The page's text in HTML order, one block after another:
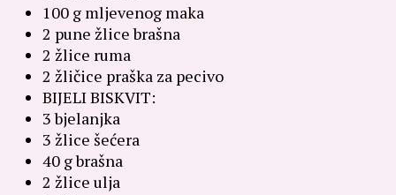
100 g mljevenog maka
2 pune žlice brašna
2 žlice ruma
2 žličice praška za pecivo
BIJELI BISKVIT:
3 bjelanjka
3 žlice šećera
40 g brašna
2 žlice ulja